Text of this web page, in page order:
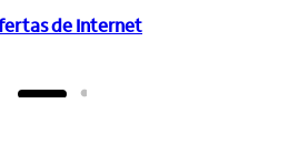
de Internet